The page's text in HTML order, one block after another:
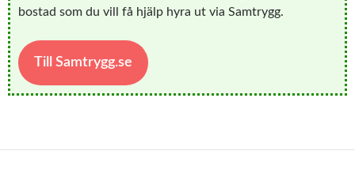
bostad som du vill få hjälp hyra ut via Samtrygg.
Till Samtrygg.se